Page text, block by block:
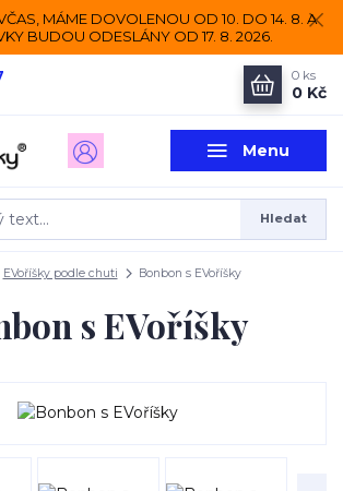
MÁME DOVOLENOU OD 10. DO 14. 8. A
BUDOU ODESLÁNY OD 17. 8. 2026.
Menu
Hledat
0 ks
0 Kč
EVoříšky podle chuti Bonbon s EVoříšky
s EVoříšky